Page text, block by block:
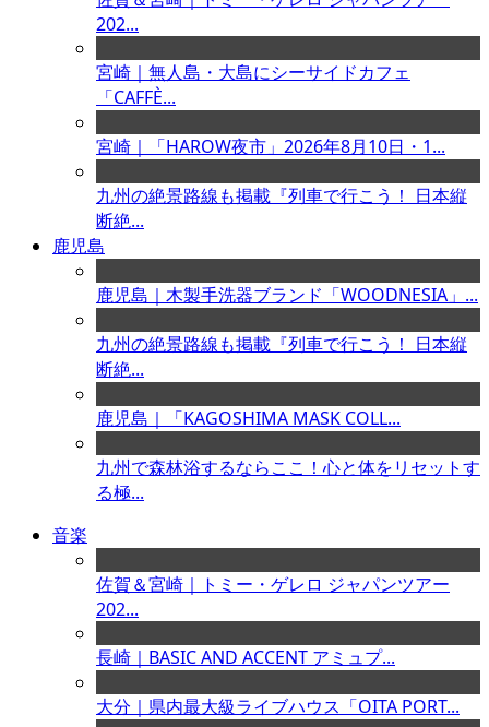
202...
宮崎｜無人島・大島にシーサイドカフェ
「CAFFÈ...
宮崎｜「HAROW夜市」2026年8月10日・1...
九州の絶景路線も掲載『列車で行こう！ 日本縦
断絶...
鹿児島
鹿児島｜木製手洗器ブランド「WOODNESIA」...
九州の絶景路線も掲載『列車で行こう！ 日本縦
断絶...
鹿児島｜「KAGOSHIMA MASK COLL...
九州で森林浴するならここ！心と体をリセットす
る極...
音楽
佐賀＆宮崎｜トミー・ゲレロ ジャパンツアー
202...
長崎｜BASIC AND ACCENT アミュプ...
大分｜県内最大級ライブハウス「OITA PORT...